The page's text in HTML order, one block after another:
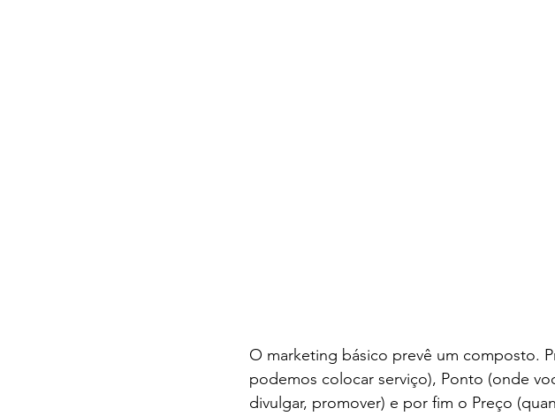
O marketing básico prevê um composto.
podemos colocar serviço), Ponto (onde
divulgar, promover) e por fim o Preço